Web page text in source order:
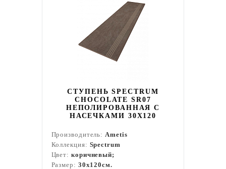
СТУПЕНЬ SPECTRUM
CHOCOLATE SR07
НЕПОЛИРОВАННАЯ С
НАСЕЧКАМИ 30X120
Производитель:Ametis
Коллекция: Spectrum
Цвет: коричневый;
Размер: 30x120см.